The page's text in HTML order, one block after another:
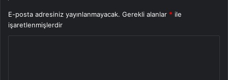
E-posta adresiniz yayınlanmayacak. Gerekli alanlar * ile
işaretlenmişlerdir